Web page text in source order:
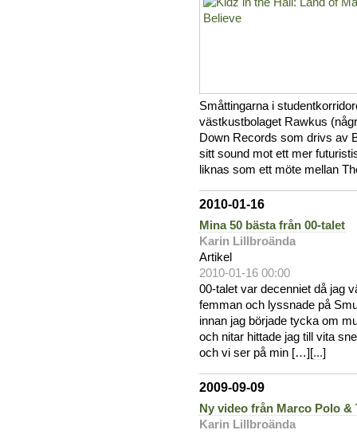
Småttingarna i
västkustbolaget Rawkus
Down Records som drivs av
sitt sound mot ett mer
liknas som ett möte mellan
2010-01-16
Mina 50 bästa från 00-talet
Karin Lillbroända
Artikel
2010-01-16 00:00
00-talet var decenniet då jag
femman och lyssnade på
innan jag började tycka om
och nitar hittade jag till vita
och vi ser på min […][...]
2009-09-09
Ny video från Marco Polo &
Karin Lillbroända